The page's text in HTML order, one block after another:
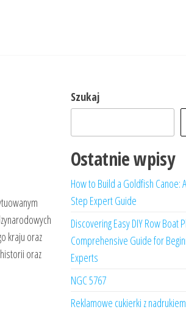
kraju oraz
oraz
Szukaj
Ostatnie wpisy
How to Build a Goldfish Canoe:
Step Expert Guide
Discovering Easy DIY Row Boat
Comprehensive Guide for
Experts
NGC 5767
Reklamowe cukierki z